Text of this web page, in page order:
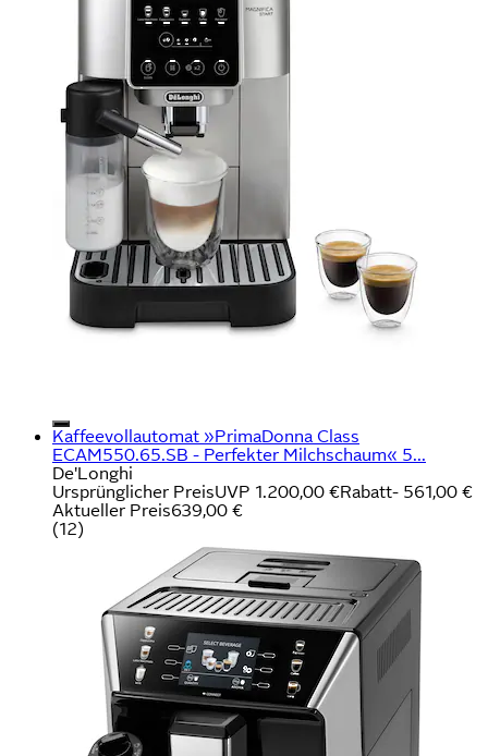
Kaffeevollautomat »PrimaDonna Class
ECAM550.65.SB - Perfekter Milchschaum« 5...
De'Longhi
Ursprünglicher PreisUVP 1.200,00 €Rabatt- 561,00 €
Aktueller Preis639,00 €
(12)